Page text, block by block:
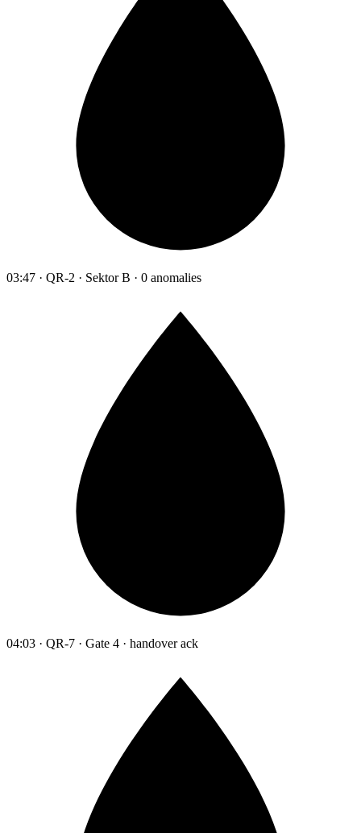
03:47 · QR-2 · Sektor B · 0 anomalies
04:03 · QR-7 · Gate 4 · handover ack